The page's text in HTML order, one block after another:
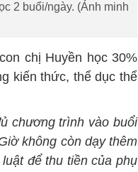
2 buổi/ngày. (Ảnh minh
chị Huyền học 30%
kiến thức, thể dục thể
chương trình vào buổi
không còn dạy thêm
để thu tiền của phụ